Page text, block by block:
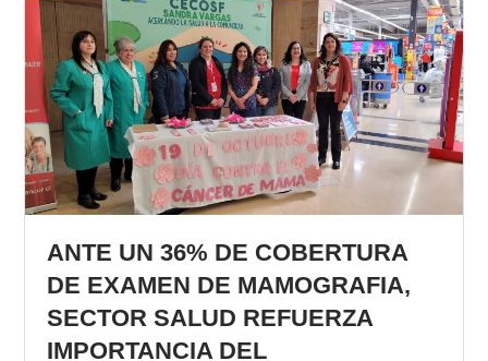
ANTE UN 36% DE COBERTURA
DE EXAMEN DE MAMOGRAFIA,
SECTOR SALUD REFUERZA
IMPORTANCIA DEL